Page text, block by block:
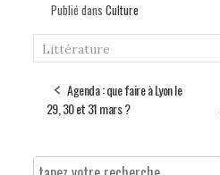
Publié dans Culture
Littérature
Agenda : que faire à Lyon le
29, 30 et 31 mars ?